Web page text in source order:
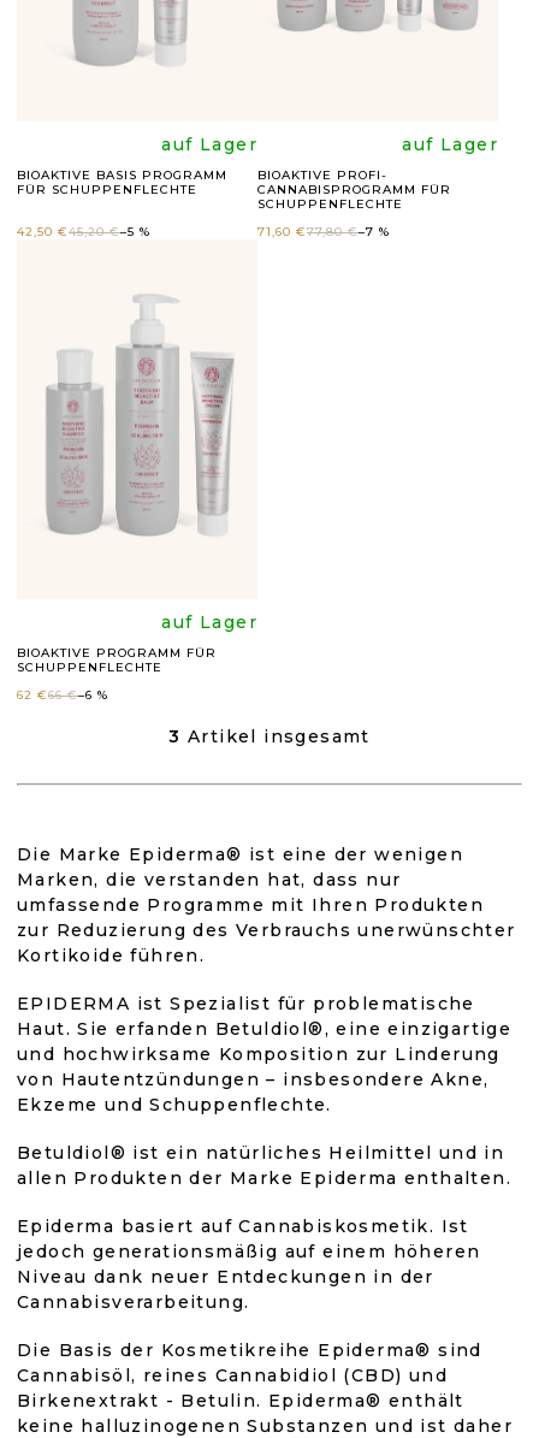
O
BIOAKTIVE BASIS PROGRAMM
FÜR SCHUPPENFLECHTE
Die
ist
4,8
von
5
auf Lager
42,50 €45,20 €–5 %
BIOAKTIVE PROFI-
CANNABISPROGRAMM FÜR
SCHUPPENFLECHTE
Die
auf Lager
71,60 €77,80 €–7 %
BIOAKTIVE PROGRAMM FÜR
SCHUPPENFLECHTE
Die
5,0
von
5
Sternen.
auf Lager
62 €66 €–6 %
S
E
R
E
L
E
N
T
E
D
E
R
I
S
E
3 Artikel insgesamt
Die Marke Epiderma® ist eine der wenigen
Marken, die verstanden hat, dass nur
umfassende Programme mit Ihren Produkten
zur Reduzierung des Verbrauchs unerwünschter
Kortikoide führen.
EPIDERMA ist Spezialist für problematische
Haut. Sie erfanden Betuldiol®, eine einzigartige
und hochwirksame Komposition zur Linderung
von Hautentzündungen – insbesondere Akne,
Ekzeme und Schuppenflechte.
Betuldiol® ist ein natürliches Heilmittel und in
allen Produkten der Marke Epiderma enthalten.
Epiderma basiert auf Cannabiskosmetik. Ist
jedoch generationsmäßig auf einem höheren
Niveau dank neuer Entdeckungen in der
Cannabisverarbeitung.
Die Basis der Kosmetikreihe Epiderma® sind
Cannabisöl, reines Cannabidiol (CBD) und
Birkenextrakt - Betulin. Epiderma® enthält
keine halluzinogenen Substanzen und ist daher